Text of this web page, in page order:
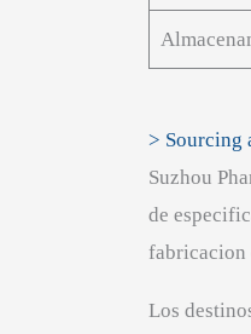
> Sourcing
Suzhou
de
fabricacion
Los